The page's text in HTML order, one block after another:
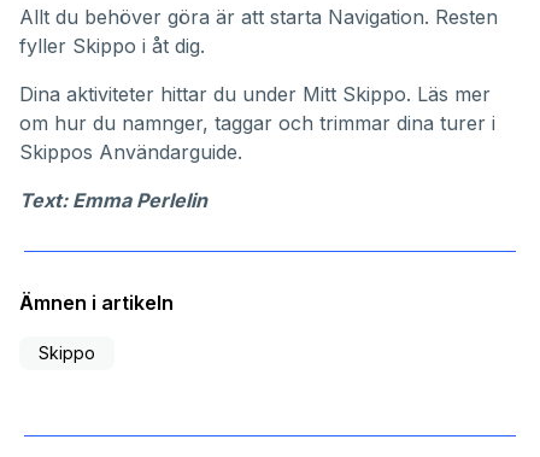
Allt du behöver göra är att starta Navigation. Resten
fyller Skippo i åt dig.
Dina aktiviteter hittar du under Mitt Skippo. Läs mer
om hur du namnger, taggar och trimmar dina turer i
Skippos Användarguide.
Text: Emma Perlelin
Ämnen i artikeln
Skippo